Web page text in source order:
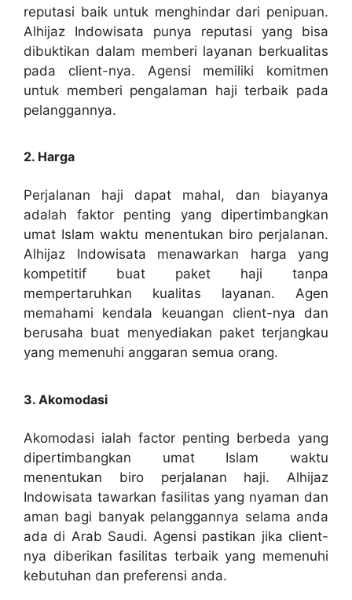
reputasi baik untuk menghindar dari penipuan.
Alhijaz Indowisata punya reputasi yang bisa
dibuktikan dalam memberi layanan berkualitas
pada client-nya. Agensi memiliki komitmen
untuk memberi pengalaman haji terbaik pada
pelanggannya.
2. Harga
Perjalanan haji dapat mahal, dan biayanya
adalah faktor penting yang dipertimbangkan
umat Islam waktu menentukan biro perjalanan.
Alhijaz Indowisata menawarkan harga yang
kompetitif buat paket haji tanpa
mempertaruhkan kualitas layanan. Agen
memahami kendala keuangan client-nya dan
berusaha buat menyediakan paket terjangkau
yang memenuhi anggaran semua orang.
3. Akomodasi
Akomodasi ialah factor penting berbeda yang
dipertimbangkan umat Islam waktu
menentukan biro perjalanan haji. Alhijaz
Indowisata tawarkan fasilitas yang nyaman dan
aman bagi banyak pelanggannya selama anda
ada di Arab Saudi. Agensi pastikan jika client-
nya diberikan fasilitas terbaik yang memenuhi
kebutuhan dan preferensi anda.